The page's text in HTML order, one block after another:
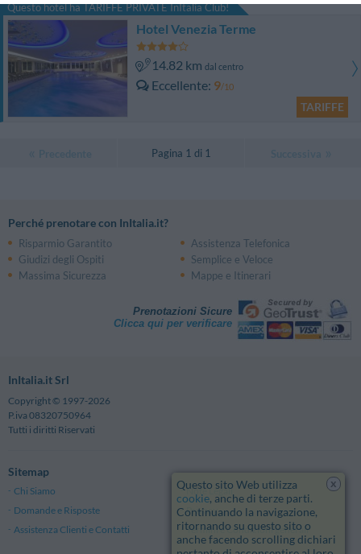
Questo hotel ha TARIFFE PRIVATE InItalia Club!
Hotel Venezia Terme
14.82 km dal centro
Eccellente 9/10
TARIFFE
Pagina 1 di 1
Perché prenotare con InItalia.it?
Risparmio Garantito
Assistenza Telefonica
Giudizi degli Ospiti
Semplice e Veloce
Massima Sicurezza
Mappe e Itinerari
Prenotazioni Sicure
Clicca qui per verificare
InItalia.it Srl
Copyright © 1997-2026
P.iva 08320750964
Tutti i diritti Riservati
Sitemap
Chi Siamo
Note Legali
Domande e Risposte
Privacy
Assistenza Clienti e Contatti
Termini e Condizioni generali
x
Questo sito Web utilizza
cookie, anche di terze parti.
Continuando la navigazione,
ritornando su questo sito o
anche facendo scrolling dichiari